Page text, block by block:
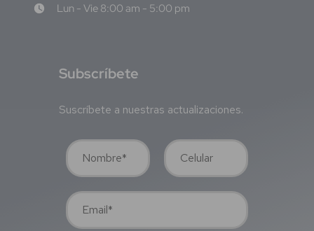
Lun - Vie 8:00 am - 5:00 pm
Subscríbete
Suscríbete a nuestras actualizaciones.